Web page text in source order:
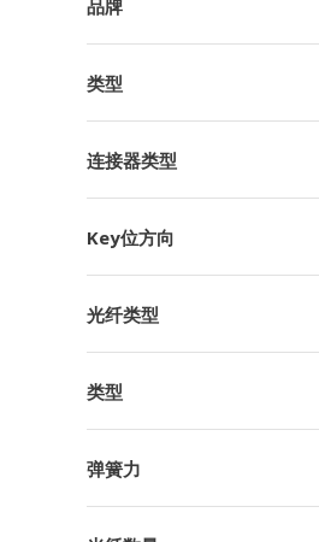
品牌
类型
连接器类型
Key位方向
光纤类型
类型
弹簧力